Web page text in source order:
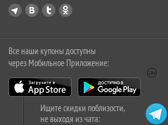
Все наши купоны доступны
через Мобильное Приложение:
Ищите скидки поблизости,
не выходя из чата: